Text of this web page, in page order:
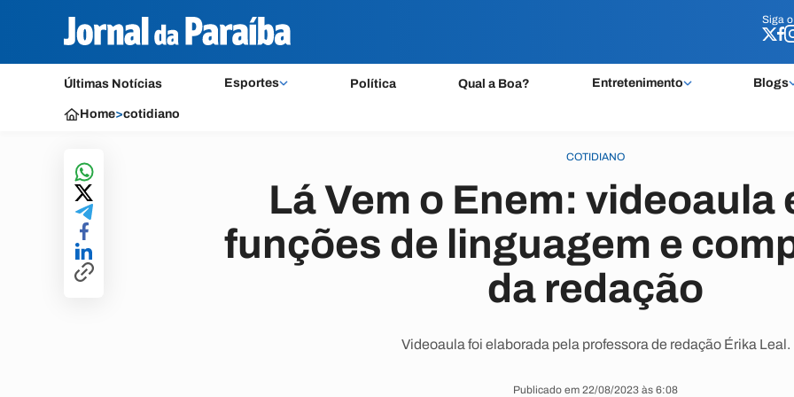
Siga o
Últimas Notícias Esportes Política Qual a Boa? Entretenimento Blogs
Siga o
Home>cotidiano
COTIDIANO
Lá Vem o Enem: videoaula
funções de linguagem e
da redação
Videoaula foi elaborada pela professora de redação Érika Leal.
Publicado em 22/08/2023 às 6:08